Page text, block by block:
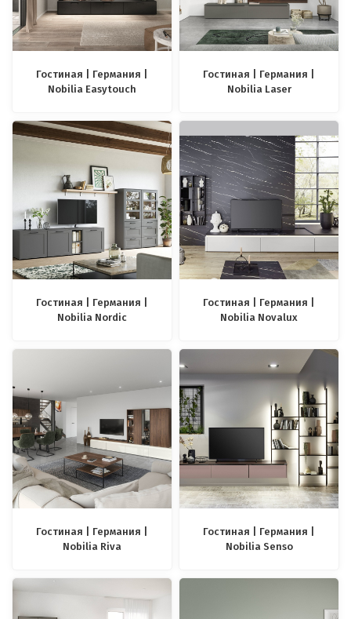
Гостиная | Германия |
Nobilia Easytouch
Гостиная | Германия |
Nobilia Laser
Гостиная | Германия |
Nobilia Nordic
Гостиная | Германия |
Nobilia Novalux
Гостиная | Германия |
Nobilia Riva
Гостиная | Германия |
Nobilia Senso